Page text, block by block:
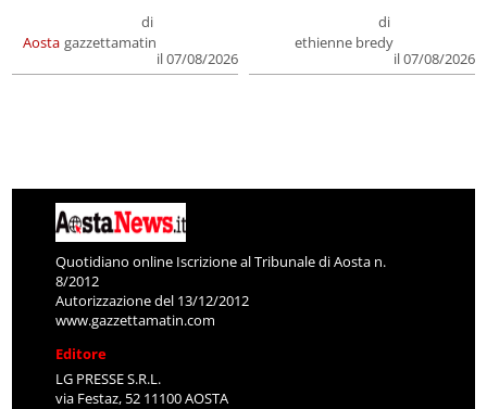
Aosta
di
gazzettamatin
il 07/08/2026
di
ethienne bredy
il 07/08/2026
Quotidiano online Iscrizione al Tribunale di Aosta n.
8/2012
Autorizzazione del 13/12/2012
www.gazzettamatin.com
Editore
LG PRESSE S.R.L.
via Festaz, 52 11100 AOSTA